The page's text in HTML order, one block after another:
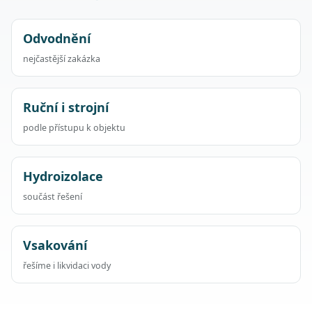
Odvodnění
nejčastější zakázka
Ruční i strojní
podle přístupu k objektu
Hydroizolace
součást řešení
Vsakování
řešíme i likvidaci vody